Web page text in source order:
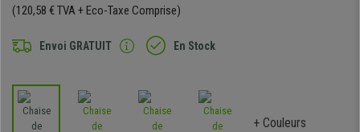
(120,58 € TVA + Eco-Taxe Comprise)
Envoi GRATUIT En Stock
+ Couleurs